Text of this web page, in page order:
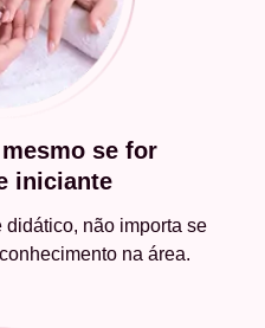
se for
iniciante
didático, não importa se
na área.